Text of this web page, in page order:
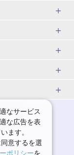
幹線パック
幹線パック
新神戸） 新幹線パッ
旅行
アー
アー
アー
ル・スタジオ・ジャパ
版ィーク（GW）の国内
行
リシー
なサービス
な広告を表
ます。
意するを選
ポリシーを